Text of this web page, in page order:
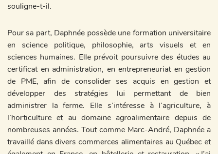
souligne-t-il.
Pour sa part, Daphnée possède une formation universitaire
en science politique, philosophie, arts visuels et en
sciences humaines. Elle prévoit poursuivre des études au
certificat en administration, en entrepreneuriat en gestion
de PME, afin de consolider ses acquis en gestion et
développer des stratégies lui permettant de bien
administrer la ferme. Elle s’intéresse à l’agriculture, à
l’horticulture et au domaine agroalimentaire depuis de
nombreuses années. Tout comme Marc-André, Daphnée a
travaillé dans divers commerces alimentaires au Québec et